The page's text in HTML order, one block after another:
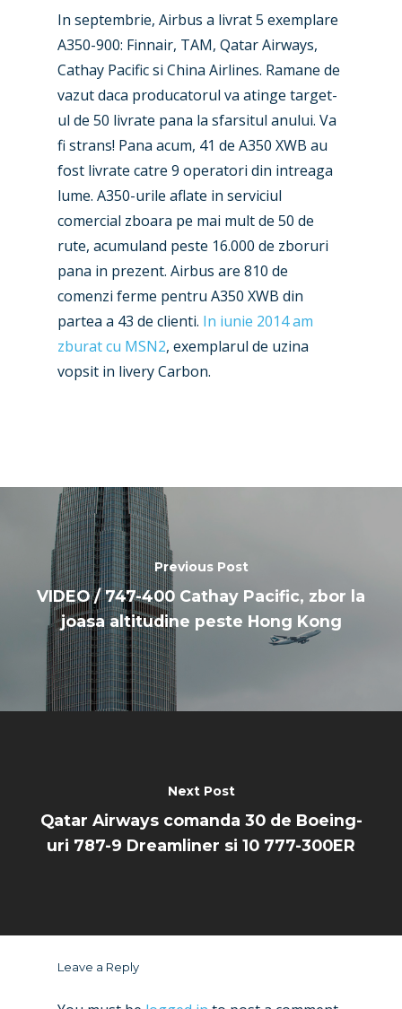
In septembrie, Airbus a livrat 5 exemplare
A350-900: Finnair, TAM, Qatar Airways,
Cathay Pacific si China Airlines. Ramane de
vazut daca producatorul va atinge target-
ul de 50 livrate pana la sfarsitul anului. Va
fi strans! Pana acum, 41 de A350 XWB au
fost livrate catre 9 operatori din intreaga
lume. A350-urile aflate in serviciul
comercial zboara pe mai mult de 50 de
rute, acumuland peste 16.000 de zboruri
pana in prezent. Airbus are 810 de
comenzi ferme pentru A350 XWB din
partea a 43 de clienti. In iunie 2014 am
zburat cu MSN2, exemplarul de uzina
vopsit in livery Carbon.
Previous Post
VIDEO / 747-400 Cathay Pacific, zbor la
joasa altitudine peste Hong Kong
Next Post
Qatar Airways comanda 30 de Boeing-
uri 787-9 Dreamliner si 10 777-300ER
Leave a Reply
New Routes
Industry
Accidents / Incidents
Airshows
Paris 2025
Farnborough 2024
Paris 2023
Farnborough 2022
Business Jets
Military
Trip Reports
Marketplace